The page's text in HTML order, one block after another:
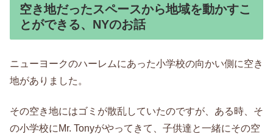
空き地だったスペースから地域を動かすこ
とができる、NYのお話
ニューヨークのハーレムにあった小学校の向かい側に空き
地がありました。
その空き地にはゴミが散乱していたのですが、ある時、そ
の小学校にMr. Tonyがやってきて、子供達と一緒にその空